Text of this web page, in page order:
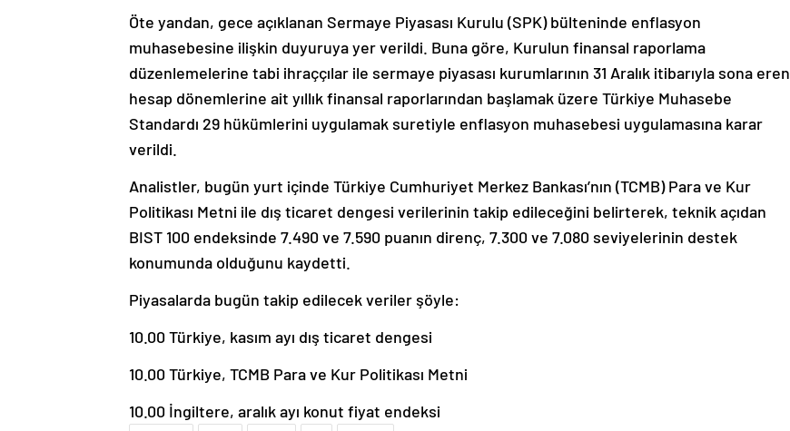
Öte yandan, gece açıklanan Sermaye Piyasası Kurulu (SPK) bülteninde enflasyon
muhasebesine ilişkin duyuruya yer verildi. Buna göre, Kurulun finansal raporlama
düzenlemelerine tabi ihraççılar ile sermaye piyasası kurumlarının 31 Aralık itibarıyla sona eren
hesap dönemlerine ait yıllık finansal raporlarından başlamak üzere Türkiye Muhasebe
Standardı 29 hükümlerini uygulamak suretiyle enflasyon muhasebesi uygulamasına karar
verildi.
Analistler, bugün yurt içinde Türkiye Cumhuriyet Merkez Bankası’nın (TCMB) Para ve Kur
Politikası Metni ile dış ticaret dengesi verilerinin takip edileceğini belirterek, teknik açıdan
BIST 100 endeksinde 7.490 ve 7.590 puanın direnç, 7.300 ve 7.080 seviyelerinin destek
konumunda olduğunu kaydetti.
Piyasalarda bugün takip edilecek veriler şöyle:
10.00 Türkiye, kasım ayı dış ticaret dengesi
10.00 Türkiye, TCMB Para ve Kur Politikası Metni
10.00 İngiltere, aralık ayı konut fiyat endeksi